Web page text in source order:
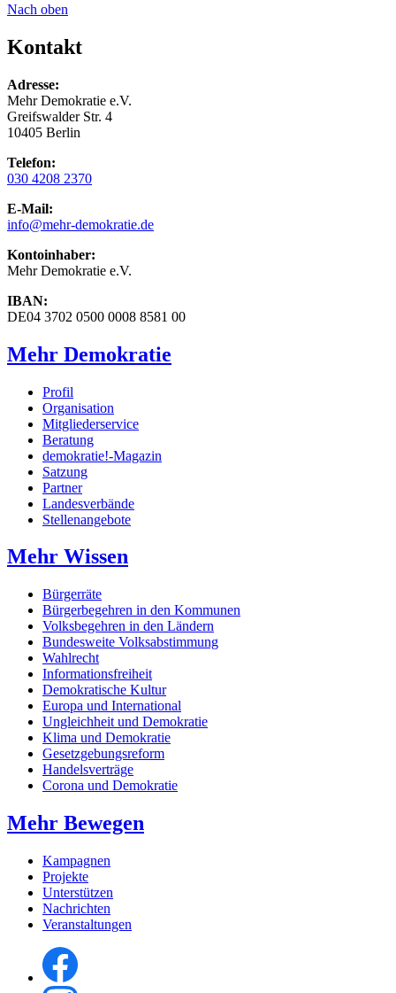
Nach oben
Kontakt
Adresse:
Mehr Demokratie e.V.
Greifswalder Str. 4
10405 Berlin
Telefon:
030 4208 2370
E-Mail:
info@mehr-demokratie.de
Kontoinhaber:
Mehr Demokratie e.V.
IBAN:
DE04 3702 0500 0008 8581 00
Mehr Demokratie
Profil
Organisation
Mitgliederservice
Beratung
demokratie!-Magazin
Satzung
Partner
Landesverbände
Stellenangebote
Mehr Wissen
Bürgerräte
Bürgerbegehren in den Kommunen
Volksbegehren in den Ländern
Bundesweite Volksabstimmung
Wahlrecht
Informationsfreiheit
Demokratische Kultur
Europa und International
Ungleichheit und Demokratie
Klima und Demokratie
Gesetzgebungsreform
Handelsverträge
Corona und Demokratie
Mehr Bewegen
Kampagnen
Projekte
Unterstützen
Nachrichten
Veranstaltungen